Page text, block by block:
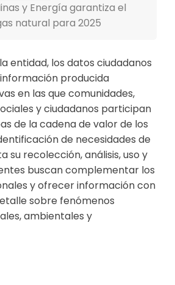
y Energía garantiza el
natural para 2025
entidad, los datos ciudadanos
producida
en las que comunidades,
y ciudadanos participan
de la cadena de valor de los
de necesidades de
su recolección, análisis, uso y
buscan complementar los
y ofrecer información con
sobre fenómenos
ambientales y